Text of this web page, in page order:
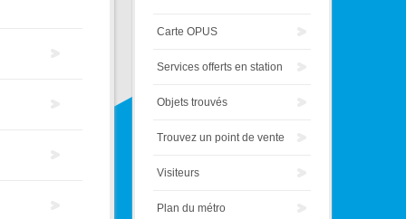
Carte OPUS
Services offerts en station
Objets trouvés
Trouvez un point de vente
Visiteurs
Plan du métro